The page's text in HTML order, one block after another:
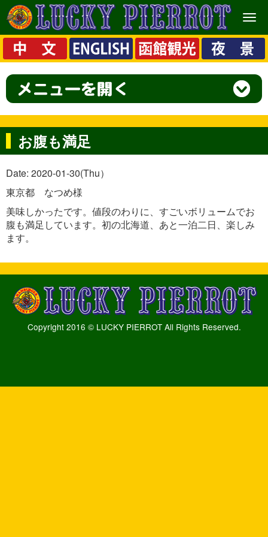
メ
ニ
ュ
ー
お腹も満足
Date: 2020-01-30(Thu）
東京都 なつめ様
美味しかったです。値段のわりに、すごいボリュームでお
腹も満足しています。初の北海道、あと一泊二日、楽しみ
ます。
Copyright 2016 © LUCKY PIERROT All Rights Reserved.